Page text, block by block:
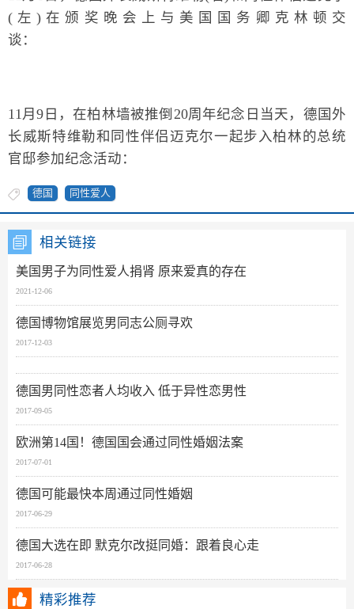
(左)在颁奖晚会上与美国国务卿克林顿交
谈：
11月9日，在柏林墙被推倒20周年纪念日当天，德国外
长威斯特维勒和同性伴侣迈克尔一起步入柏林的总统
官邸参加纪念活动：
德国 同性爱人
相关链接
美国男子为同性爱人捐肾 原来爱真的存在
2021-12-06
德国博物馆展览男同志公厕寻欢
2017-12-03
德国男同性恋者人均收入 低于异性恋男性
2017-09-05
欧洲第14国！德国国会通过同性婚姻法案
2017-07-01
德国可能最快本周通过同性婚姻
2017-06-29
德国大选在即 默克尔改挺同婚：跟着良心走
2017-06-28
精彩推荐